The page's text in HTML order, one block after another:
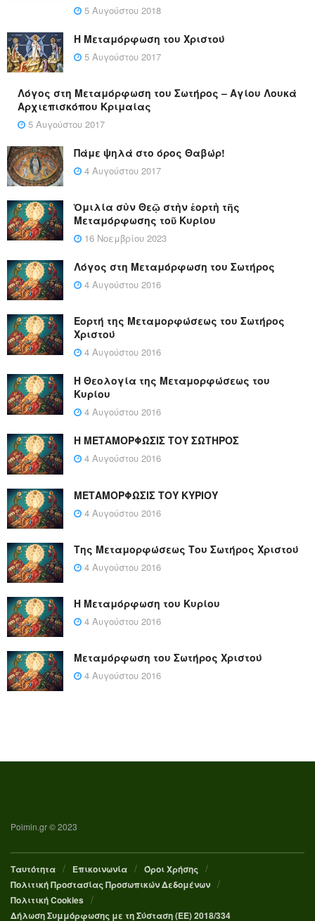
5 Αυγούστου 2018
Η Μεταμόρφωση του Χριστού
5 Αυγούστου 2017
Λόγος στη Μεταμόρφωση του Σωτήρος – Αγίου Λουκά
Αρχιεπισκόπου Κριμαίας
5 Αυγούστου 2017
Πάμε ψηλά στο όρος Θαβώρ!
4 Αυγούστου 2017
Ὁμιλία σὺν Θεῷ στὴν ἑορτὴ τῆς
Μεταμόρφωσης τοῦ Κυρίου
16 Νοεμβρίου 2023
Λόγος στη Μεταμόρφωση του Σωτήρος
4 Αυγούστου 2016
Εορτή της Μεταμορφώσεως του Σωτήρος
Χριστού
4 Αυγούστου 2016
Η Θεολογία της Μεταμορφώσεως του
Κυρίου
4 Αυγούστου 2016
Η ΜΕΤΑΜΟΡΦΩΣΙΣ ΤΟΥ ΣΩΤΗΡΟΣ
4 Αυγούστου 2016
ΜΕΤΑΜΟΡΦΩΣΙΣ ΤΟΥ ΚΥΡΙΟΥ
4 Αυγούστου 2016
Της Μεταμορφώσεως Του Σωτήρος Χριστού
4 Αυγούστου 2016
Η Μεταμόρφωση του Κυρίου
4 Αυγούστου 2016
Μεταμόρφωση του Σωτήρος Χριστού
4 Αυγούστου 2016
Poimin.gr © 2023
Ταυτότητα Επικοινωνία
Όροι Χρήσης
Πολιτική Προστασίας Προσωπικών Δεδομένων
Πολιτική Cookies
Δήλωση Συμμόρφωσης με τη Σύσταση (ΕΕ) 2018/334